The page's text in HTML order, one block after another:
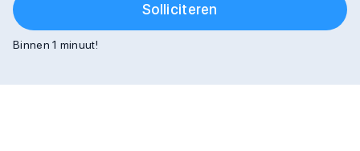
Solliciteren
Binnen 1 minuut!